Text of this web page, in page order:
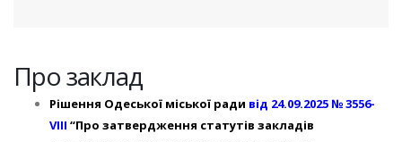
Про заклад
Рішення Одеської міської ради від 24.09.2025 № 3556-
VIII “Про затвердження статутів закладів